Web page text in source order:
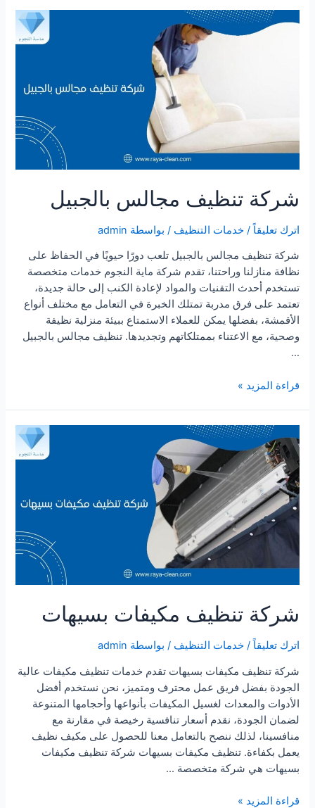
بالجبيل
شركة تنظيف مجالس بالجبيل
اترك تعليقاً /خدمات التنظيف / بواسطة admin
شركة تنظيف مجالس بالجبيل تلعب دورًا حيويًا في الحفاظ على
نظافة منازلنا وراحتنا، تقدم شركة ماية النجوم خدمات متخصصة
تستخدم أحدث التقنيات والمواد لإعادة الكنب إلى حالة جديدة،
تعتمد على فرق مدربة تمتلك الخبرة في التعامل مع مختلف أنواع
الأقمشة، بفضلها يمكن للعملاء الاستمتاع ببيئة منزلية نظيفة
وصحية، مع الاعتناء بممتلكاتهم وتجديدها. تنظيف مجالس بالجبيل
…
شركة
بالجبيل
قراءة المزيد »
شركة تنظيف مكيفات بسيهات
اترك تعليقاً /خدمات التنظيف / بواسطة admin
شركة تنظيف مكيفات بسيهات تقدم خدمات تنظيف مكيفات عالية
الجودة بفضل فريق عمل محترف ومتميز، نحن نستخدم أفضل
الأدوات والمعدات لغسيل المكيفات بأنواعها وأحجامها المتنوعة
لضمان الجودة، نقدم أسعار تنافسية رخيصة في مقارنة مع
منافسينا، لذلك ننصح بالتعامل معنا للحصول على مكيف نظيف
يعمل بكفاءة. تنظيف مكيفات بسيهات شركة تنظيف مكيفات
بسيهات هي شركة متخصصة …
شركة
قراءة المزيد »